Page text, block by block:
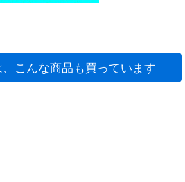
こんな商品も買っています